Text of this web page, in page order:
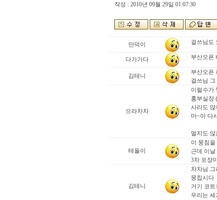
작성 : 2010년 09월 29일 01:07:30
만덕이 걸쓰님도
다가가다 부산오픈
김테니
부산오픈
걸쓰님
으라차차
이럴수가
홍부실장
사리도
마~아 다
멀지도
테돌이
이 뭉침
근데 이
3차 포장
김테니
차차님
뭉칩시다
거기 코트
우리는